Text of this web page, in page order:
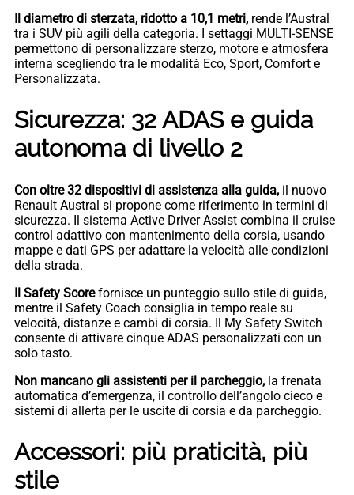
Il diametro di sterzata, ridotto a 10,1 metri, rende l’Austral
tra i SUV più agili della categoria. I settaggi MULTI-SENSE
permettono di personalizzare sterzo, motore e atmosfera
interna scegliendo tra le modalità Eco, Sport, Comfort e
Personalizzata.
Sicurezza: 32 ADAS e guida
autonoma di livello 2
Con oltre 32 dispositivi di assistenza alla guida, il nuovo
Renault Austral si propone come riferimento in termini di
sicurezza. Il sistema Active Driver Assist combina il cruise
control adattivo con mantenimento della corsia, usando
mappe e dati GPS per adattare la velocità alle condizioni
della strada.
Il Safety Scorefornisce un punteggio sullo stile di guida,
mentre il Safety Coach consiglia in tempo reale su
velocità, distanze e cambi di corsia. Il My Safety Switch
consente di attivare cinque ADAS personalizzati con un
solo tasto.
Non mancano gli assistenti per il parcheggio, la frenata
automatica d’emergenza, il controllo dell’angolo cieco e
sistemi di allerta per le uscite di corsia e da parcheggio.
Accessori: più praticità, più
stile